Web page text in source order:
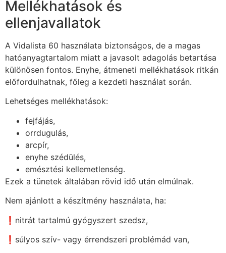
Mellékhatások és
ellenjavallatok
A Vidalista 60 használata biztonságos, de a magas
hatóanyagtartalom miatt a javasolt adagolás betartása
különösen fontos. Enyhe, átmeneti mellékhatások ritkán
előfordulhatnak, főleg a kezdeti használat során.
Lehetséges mellékhatások:
fejfájás,
orrdugulás,
arcpír,
enyhe szédülés,
emésztési kellemetlenség.
Ezek a tünetek általában rövid idő után elmúlnak.
Nem ajánlott a készítmény használata, ha:
❗nitrát tartalmú gyógyszert szedsz,
❗súlyos szív- vagy érrendszeri problémád van,